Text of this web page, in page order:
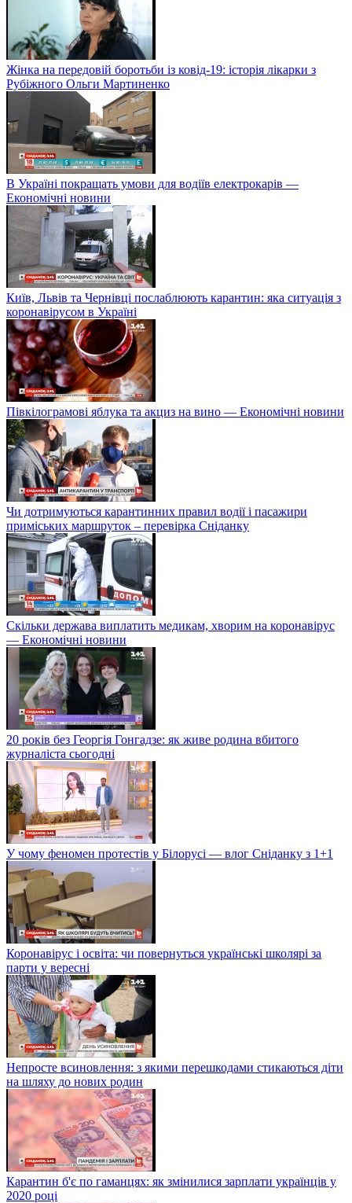
Жінка на передовій боротьби із ковід-19: історія лікарки з
Рубіжного Ольги Мартиненко
В Україні покращать умови для водіїв електрокарів —
Економічні новини
Київ, Львів та Чернівці послаблюють карантин: яка ситуація з
коронавірусом в Україні
Півкілограмові яблука та акциз на вино — Економічні новини
Чи дотримуються карантинних правил водії і пасажири
приміських маршруток – перевірка Сніданку
Скільки держава виплатить медикам, хворим на коронавірус
— Економічні новини
20 років без Георгія Гонгадзе: як живе родина вбитого
журналіста сьогодні
У чому феномен протестів у Білорусі — влог Сніданку з 1+1
Коронавірус і освіта: чи повернуться українські школярі за
парти у вересні
Непросте всиновлення: з якими перешкодами стикаються діти
на шляху до нових родин
Карантин б'є по гаманцях: як змінилися зарплати українців у
2020 році